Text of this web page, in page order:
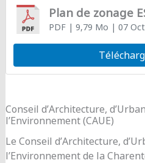
Plan de zonage
PDF| 9,79 Mo | 07
Conseil d’Architecture,
l’Environnement (CAUE)
Le Conseil d’Architecture,
l’Environnement de la